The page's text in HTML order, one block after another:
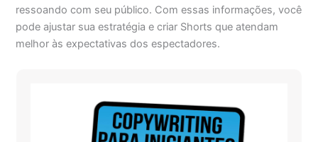
ressoando com seu público. Com essas informações, você
pode ajustar sua estratégia e criar Shorts que atendam
melhor às expectativas dos espectadores.